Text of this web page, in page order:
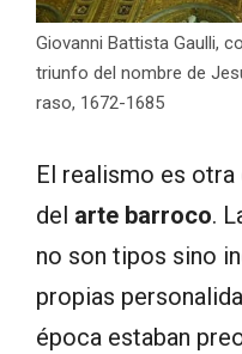
Giovanni Battista Gaulli,
triunfo del nombre de
raso, 1672-1685
El realismo es
del arte barroco.
no son tipos sino
propias
época estaban